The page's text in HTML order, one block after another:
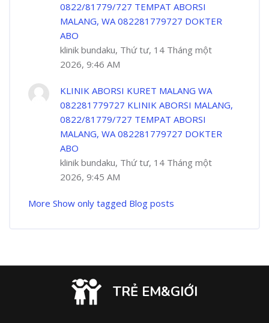
0822/81779/727 TEMPAT ABORSI
MALANG, WA 082281779727 DOKTER
ABO
klinik bundaku, Thứ tư, 14 Tháng một
2026, 9:46 AM
KLINIK ABORSI KURET MALANG WA
082281779727 KLINIK ABORSI MALANG,
0822/81779/727 TEMPAT ABORSI
MALANG, WA 082281779727 DOKTER
ABO
klinik bundaku, Thứ tư, 14 Tháng một
2026, 9:45 AM
More Show only tagged Blog posts
TRẺ EM&GIỚI